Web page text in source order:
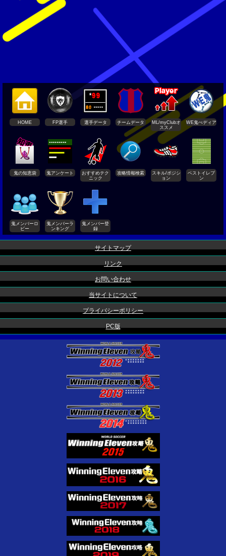
HOME FP選手 選手データ チームデータ
ML/myClubオ
ススメ
WE鬼ぺディア
鬼の知恵袋 鬼アンケート
おすすめテク
ニック
攻略情報検索
スキル/ポジシ
ョン
ベストイレブ
ン
鬼メンバーロ
ビー
鬼メンバーラ
ンキング
鬼メンバー登
録
サイトマップ
リンク
お問い合わせ
当サイトについて
プライバシーポリシー
PC版